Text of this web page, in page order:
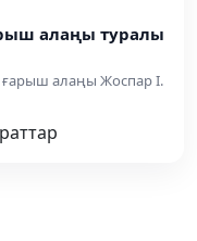
алаңы туралы
алаңы Жоспар I.